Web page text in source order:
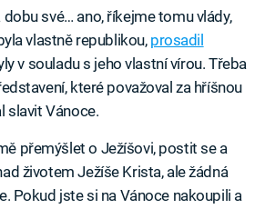
dobu své… ano, říkejme tomu vlády,
vlastně republikou, prosadil
v souladu s jeho vlastní vírou. Třeba
které považoval za hříšnou
slavit Vánoce.
přemýšlet o Ježíšovi, postit se a
životem Ježíše Krista, ale žádná
Pokud jste si na Vánoce nakoupili a